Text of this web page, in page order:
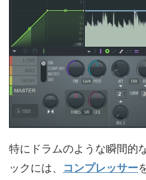
特にドラムのような瞬間的
ックには、 コンプレッサー